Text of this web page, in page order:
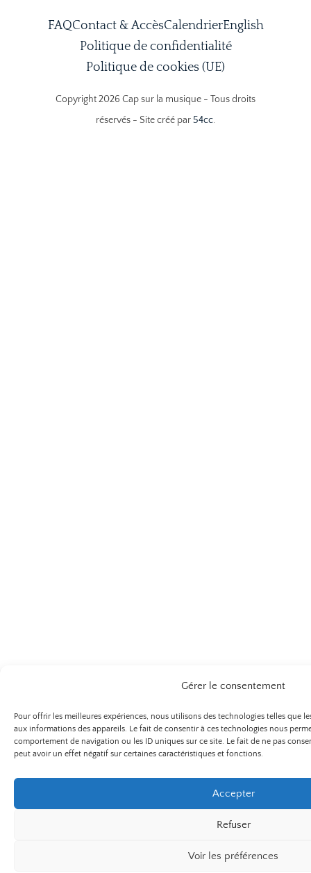
Gérer le consentement
Pour offrir les meilleures expériences, nous utilisons des technologies telles que
aux informations des appareils. Le fait de consentir à ces technologies nous
comportement de navigation ou les ID uniques sur ce site. Le fait de ne pas
peut avoir un effet négatif sur certaines caractéristiques et fonctions.
Accepter
Refuser
Voir les préférences
FAQContact & AccèsCalendrierEnglish
Politique de confidentialité
Politique de cookies (UE)
Copyright 2026 Cap sur la musique - Tous droits
réservés - Site créé par54cc.